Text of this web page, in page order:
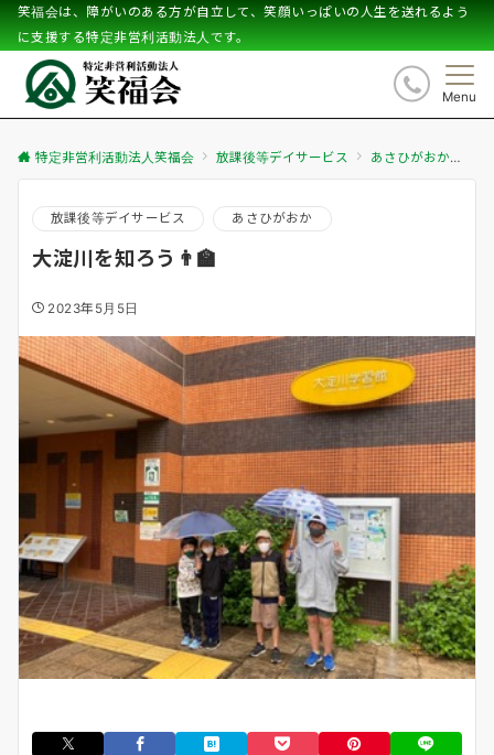
笑福会は、障がいのある方が自立して、笑顔いっぱいの人生を送れるよう
に支援する特定非営利活動法人です。
Menu
特定非営利活動法人笑福会 放課後等デイサービス あさひがおか
放課後等デイサービス あさひがおか
大淀川を知ろう👨‍🏫
2023年5月5日